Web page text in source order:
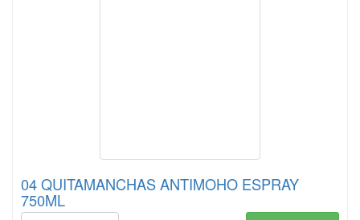
04 QUITAMANCHAS ANTIMOHO ESPRAY
750ML